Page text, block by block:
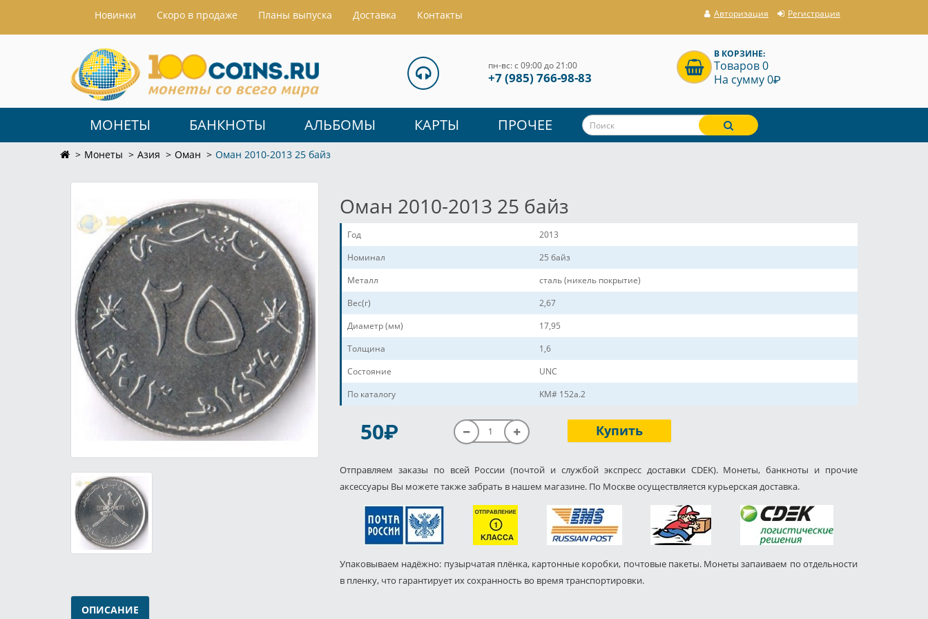
Hовинки Скоро в продаже Планы выпуска Доставка Контакты Авторизация Регистрация
пн-вс: с 09:00 до 21:00
+7 (985) 766-98-83
В КОРЗИНЕ:
Товаров 0
На сумму 0P
МОНЕТЫ БАНКНОТЫ АЛЬБОМЫ КАРТЫ ПРОЧЕЕ
Монеты Азия Оман Оман 2010-2013 25 байз
Оман 2010-2013 25 байз
Год
2013
Номинал
25 байз
Металл
сталь (никель покрытие)
Вес(г)
2,67
Диаметр (мм)
17,95
Толщина
1,6
Состояние
UNC
По каталогу
KM# 152a.2
50P Купить
Отправляем заказы по всей России (почтой и службой экспресс доставки CDEK). Монеты, банкноты и прочие
аксессуары Вы можете также забрать в нашем магазине. По Москве осуществляется курьерская доставка.
Упаковываем надёжно: пузырчатая плёнка, картонные коробки, почтовые пакеты. Монеты запаиваем по отдельности
в пленку, что гарантирует их сохранность во время транспортировки.
ОПИСАНИЕ